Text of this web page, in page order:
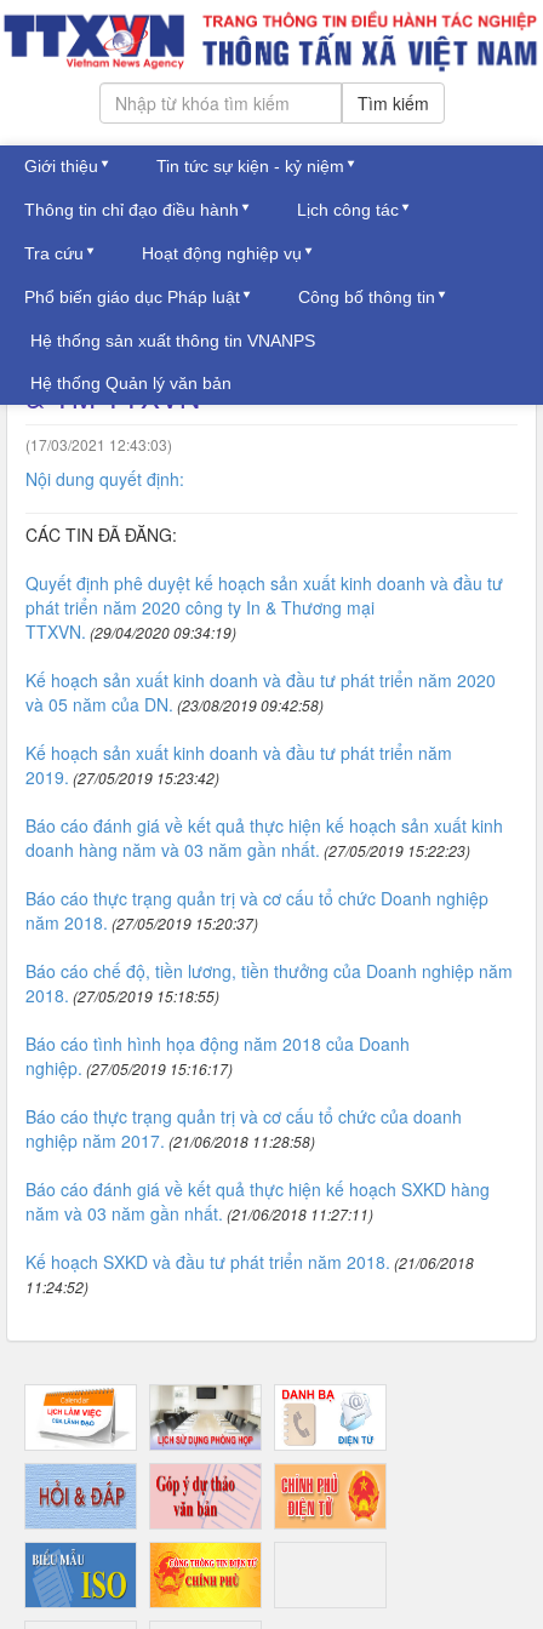
Tìm kiếm
Giới thiệu Tin tức sự kiện - kỷ niệm
Thông tin chỉ đạo điều hành Lịch công tác
Tra cứu Hoạt động nghiệp vụ
Phổ biến giáo dục Pháp luật Công bố thông tin
Hệ thống sản xuất thông tin VNANPS
Hệ thống Quản lý văn bản
Thứ năm, ngày 06/08/2026
CÔNG TY IN THƯƠNG MẠI
Quyết định phê duyệt kế hoạch sản
xuất kinh doanh năm 2021 Công ty In
& TM TTXVN
(17/03/2021 12:43:03)
Nội dung quyết định:
CÁC TIN ĐÃ ĐĂNG:
Quyết định phê duyệt kế hoạch sản xuất kinh doanh và đầu tư
phát triển năm 2020 công ty In & Thương mại
TTXVN. (29/04/2020 09:34:19)
Kế hoạch sản xuất kinh doanh và đầu tư phát triển năm 2020
và 05 năm của DN. (23/08/2019 09:42:58)
Kế hoạch sản xuất kinh doanh và đầu tư phát triển năm
2019. (27/05/2019 15:23:42)
Báo cáo đánh giá về kết quả thực hiện kế hoạch sản xuất kinh
doanh hàng năm và 03 năm gần nhất. (27/05/2019 15:22:23)
Báo cáo thực trạng quản trị và cơ cấu tổ chức Doanh nghiệp
năm 2018. (27/05/2019 15:20:37)
Báo cáo chế độ, tiền lương, tiền thưởng của Doanh nghiệp năm
2018. (27/05/2019 15:18:55)
Báo cáo tình hình họa động năm 2018 của Doanh
nghiệp. (27/05/2019 15:16:17)
Báo cáo thực trạng quản trị và cơ cấu tổ chức của doanh
nghiệp năm 2017. (21/06/2018 11:28:58)
Báo cáo đánh giá về kết quả thực hiện kế hoạch SXKD hàng
năm và 03 năm gần nhất. (21/06/2018 11:27:11)
Kế hoạch SXKD và đầu tư phát triển năm 2018. (21/06/2018
11:24:52)